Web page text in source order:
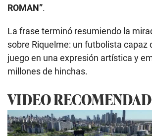
ROMAN”.
La frase terminó resumiendo la
sobre Riquelme: un futbolista capaz
juego en una expresión artística y
millones de hinchas.
VIDEO